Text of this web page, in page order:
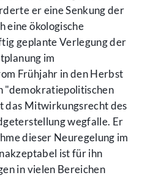
er eine Senkung der
eine ökologische
geplante Verlegung der
im
Frühjahr in den Herbst
"demokratiepolitischen
das Mitwirkungsrecht des
wegfalle. Er
dieser Neuregelung im
ist für ihn
in vielen Bereichen